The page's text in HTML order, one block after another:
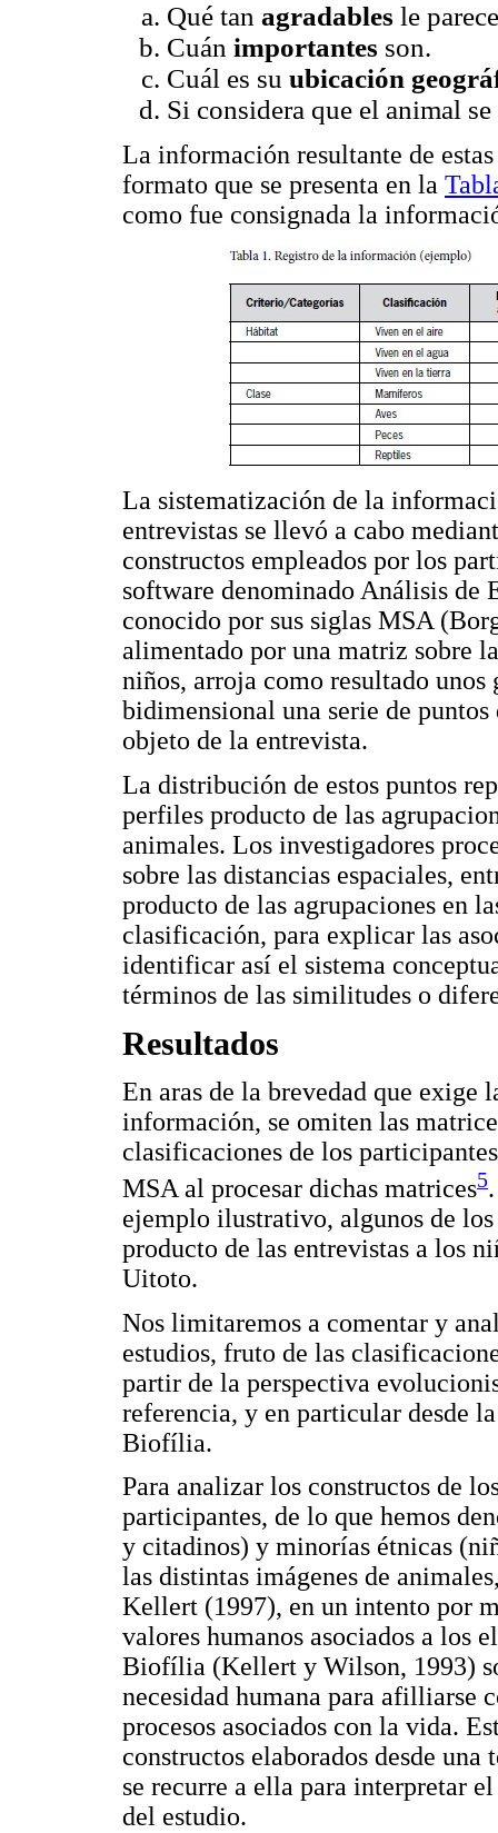
Qué tan agradables le
Cuán importantes son.
Cuál es su ubicación
Si considera que el animal
La información resultante de
formato que se presenta en la
como fue consignada la
La sistematización de la
entrevistas se llevó a cabo
constructos empleados por los
software denominado Análisis de
conocido por sus siglas MSA
alimentado por una matriz sobre
niños, arroja como resultado unos
bidimensional una serie de
objeto de la entrevista.
La distribución de estos puntos
perfiles producto de las
animales. Los investigadores
sobre las distancias espaciales,
producto de las agrupaciones en
clasificación, para explicar las
identificar así el sistema
términos de las similitudes o
Resultados
En aras de la brevedad que exige
información, se omiten las
clasificaciones de los
MSA al procesar dichas matrices5
ejemplo ilustrativo, algunos de
producto de las entrevistas a los
Uitoto.
Nos limitaremos a comentar y
estudios, fruto de las
partir de la perspectiva
referencia, y en particular desde
Biofília.
Para analizar los constructos de
participantes, de lo que hemos
y citadinos) y minorías étnicas
las distintas imágenes de
Kellert (1997), en un intento por
valores humanos asociados a los
Biofília (Kellert y Wilson, 1993)
necesidad humana para afilliarse
procesos asociados con la vida.
constructos elaborados desde
se recurre a ella para interpretar
del estudio.